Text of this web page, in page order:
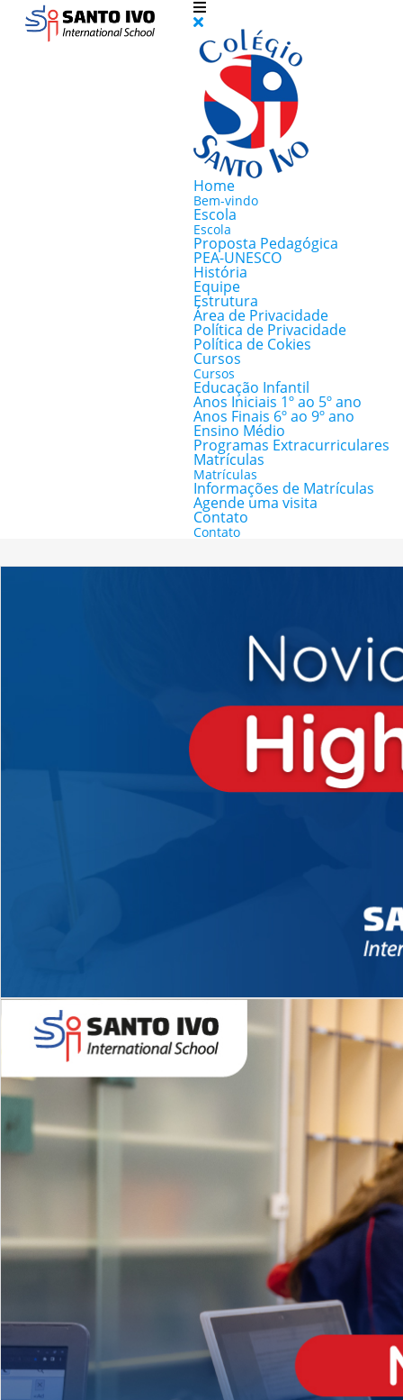
Home
Bem-vindo
Escola
Escola
Proposta Pedagógica
PEA-UNESCO
História
Equipe
Estrutura
Área de Privacidade
Política de Privacidade
Política de Cokies
Cursos
Cursos
Educação Infantil
Anos Iniciais 1º ao 5º ano
Anos Finais 6º ao 9º ano
Ensino Médio
Programas Extracurriculares
Matrículas
Matrículas
Informações de Matrículas
Agende uma visita
Contato
Contato
Novidades 2026 High School
EDUCAÇÃO INFANTIL
Inglês todos os dias
MÉDIO
igh School
Dupla Diplomação